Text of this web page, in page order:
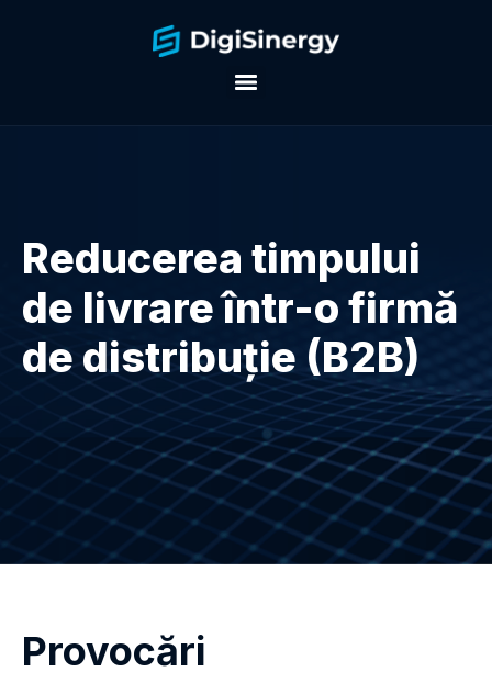
Reducerea timpului
de livrare într-o firmă
de distribuţie (B2B)
Provocări